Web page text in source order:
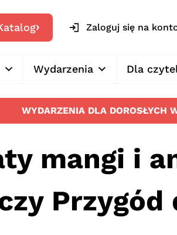
Zaloguj się na
Wydarzenia Dla
WYDARZENIA DLA DOROSŁYCH
mangi i